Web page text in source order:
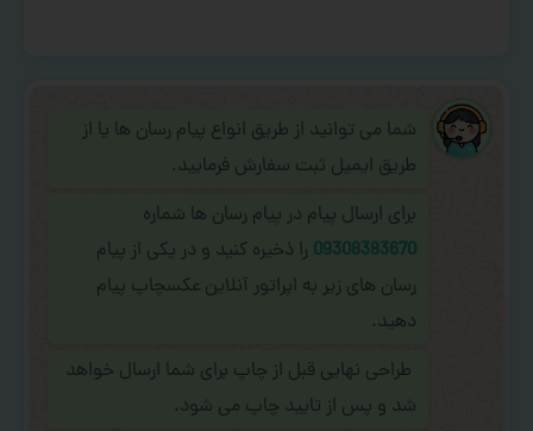
شما می توانید از طریق انواع پیام رسان ها یا از
طریق ایمیل ثبت سفارش فرمایید.
برای ارسال پیام در پیام رسان ها شماره
09308383670 را ذخیره کنید و در یکی از پیام
رسان های زیر به اپراتور آنلاین عکسچاپ پیام
دهید.
طراحی نهایی قبل از چاپ برای شما ارسال خواهد
شد و پس از تایید چاپ می شود.